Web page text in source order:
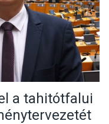
a tahitótfalui